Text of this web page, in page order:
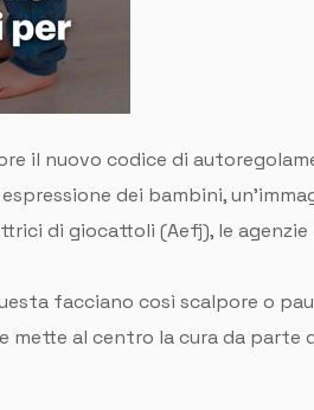
il nuovo codice di
dei bambini,
di giocattoli (Aefj), le
facciano così scalpore o
mette al centro la cura da